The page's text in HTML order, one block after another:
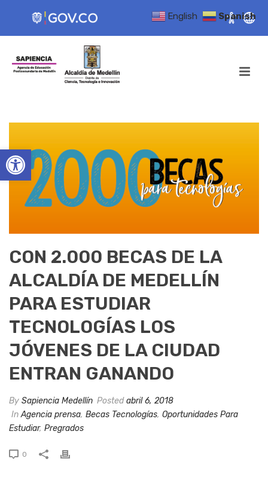
Open toolbar
CON 2.000 BECAS DE LA
ALCALDÍA DE MEDELLÍN
PARA ESTUDIAR
TECNOLOGÍAS LOS
JÓVENES DE LA CIUDAD
ENTRAN GANANDO
By Sapiencia Medellín Postedabril 6, 2018
InAgencia prensa, Becas Tecnologías, Oportunidades Para
Estudiar, Pregrados
0
English Spanish